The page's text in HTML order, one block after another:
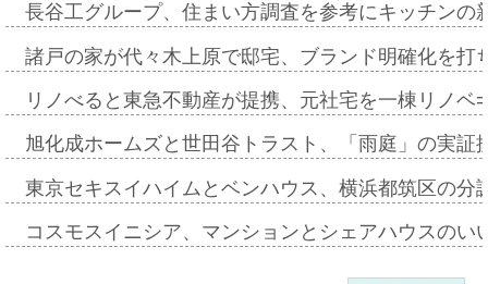
長谷工グループ、住まい方調査を参考にキッチン
諸戸の家が代々木上原で邸宅、ブランド明確化を
リノべると東急不動産が提携、元社宅を一棟リノ
旭化成ホームズと世田谷トラスト、「雨庭」の実
東京セキスイハイムとベンハウス、横浜都筑区の
コスモスイニシア、マンションとシェアハウスの